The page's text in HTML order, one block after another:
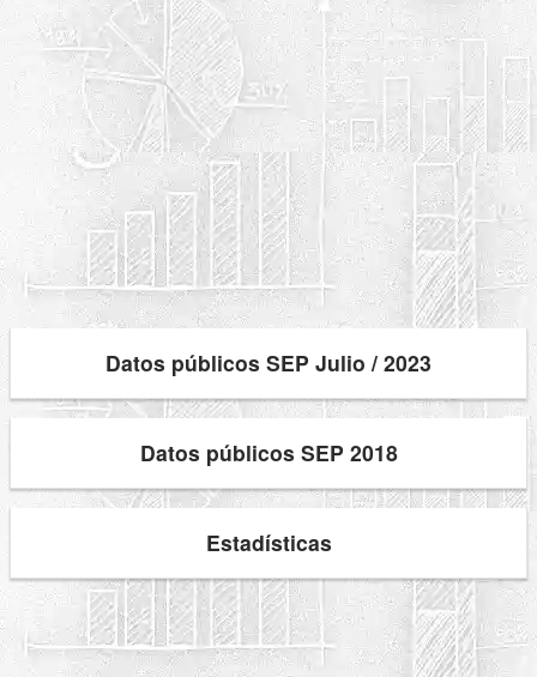
Datos públicos SEP Julio / 2023
Datos públicos SEP 2018
Estadísticas